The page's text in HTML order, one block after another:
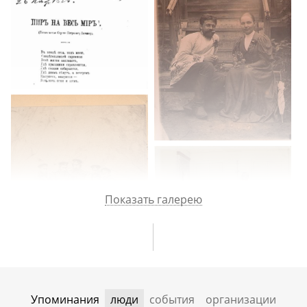
русской словесности. Доклад В. В. Вересаева о «Памятнике» А. С.
Пушкина в Психологическом институте. Научные знакомства. О Р.
И. Шор. Н. К. Гудзий. Встречи с В. В.Маяковским в квартире Бриков
в Водопьяном переулке. Об отношениях Брика и Маяковского.
О манере чтения Маяковского. О семинаре по древнерусской
литературе А. С. Орлова. Синтетизм и эклектика курсов П. Н.
Сакулина. Уход от литературоведения в лингвистику в 1922
г. Написание дипломной работы. Работа над будущим словарем
Д. Н. Ушакова, чтение текстов М. М. Пришвина. Окончание
Московского университета в 1923 г. и организация кружка
по морфологии анекдота. Два семинара Г. Г. Шпета. Вступительные
испытания в РАНИОН. Аспирантура. Женитьба на Н. В.
Вахмистровой. Подработки. Работа в издательстве «Молодая
Показать галерею
Упоминания люди события организации